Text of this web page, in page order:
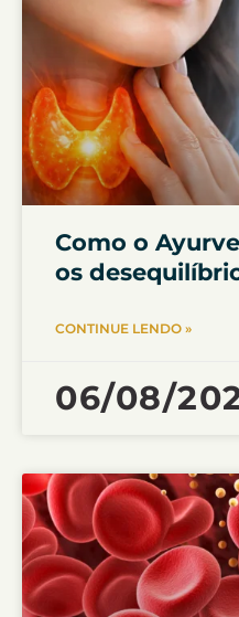
Como o
os
CONTINUE LENDO »
06/08/